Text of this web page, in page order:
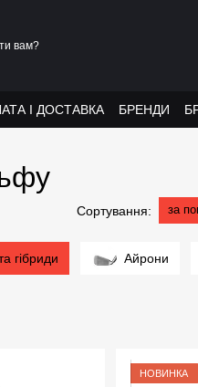
вам?
І ДОСТАВКА БРЕНДИ
Сортування: за
гібриди Айрони
НОВИНКА